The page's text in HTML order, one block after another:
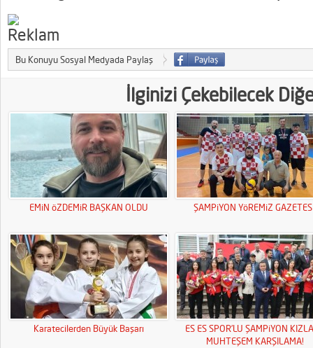
Bu Konuyu Sosyal Medyada Paylaş
İlginizi Çekebilecek
EMiN öZDEMiR BAŞKAN OLDU ŞAMPiYON YöREMiZ
Karatecilerden Büyük Başarı
ES ES SPOR’LU ŞAMPiYON
MUHTEŞEM KARŞILAMA!